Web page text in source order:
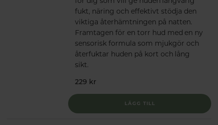
fukt, näring och effektivt stödja den
viktiga återhämtningen på natten.
Framtagen för en torr hud med en ny
sensorisk formula som mjukgör och
återfuktar huden på kort och lång
sikt.
229 kr
LÄGG TILL